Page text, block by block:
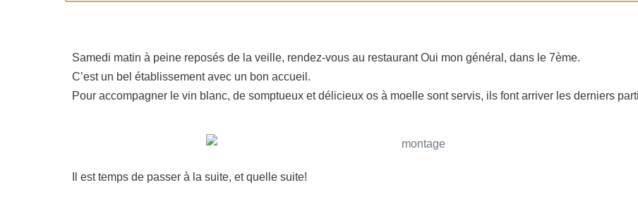
Samedi matin à peine reposés de la veille, rendez-vous au restaurant Oui mon général, dans le 7ème.
C’est un bel établissement avec un bon accueil.
Pour accompagner le vin blanc, de somptueux et délicieux os à moelle sont servis, ils font arriver les derniers
Il est temps de passer à la suite, et quelle suite!